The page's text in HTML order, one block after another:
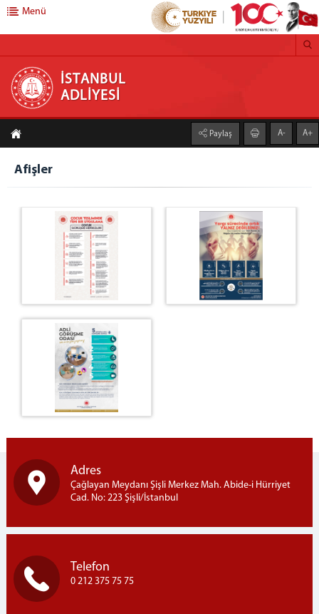
İSTANBUL ADLİYESİ
ADLİYEMİZ
Bürolar
Adli Yardım Bürosu
Bilgilendirme ve Yönlendirme Bürosu
Ceza Yargılaması Destek Bürosu
Hukuk Yargılaması Destek Bürosu
Kırılgan Grup Destek Bürosu
Çocuk Teslimi ve Çocuk İle Kişisel İlişki
Adli Görüşme Odası
Çocuklar için Hizmet Haritası
Afişler
Sıkça Sorulan Sorular
İletişim
İstanbul Denetimli Serbestlik Müdürlüğü
Adalet Sarayı Anaokulu
Adliye Sağlık Hizmetleri
Savcılık Ön Bürosu
Çalışma Esasları
Menü
İSTANBUL
ADLİYESİ
Paylaş A- A+
Afişler
Adres
Çağlayan Meydanı Şişli Merkez Mah. Abide-i Hürriyet
Cad. No: 223 Şişli/İstanbul
Telefon
0 212 375 75 75